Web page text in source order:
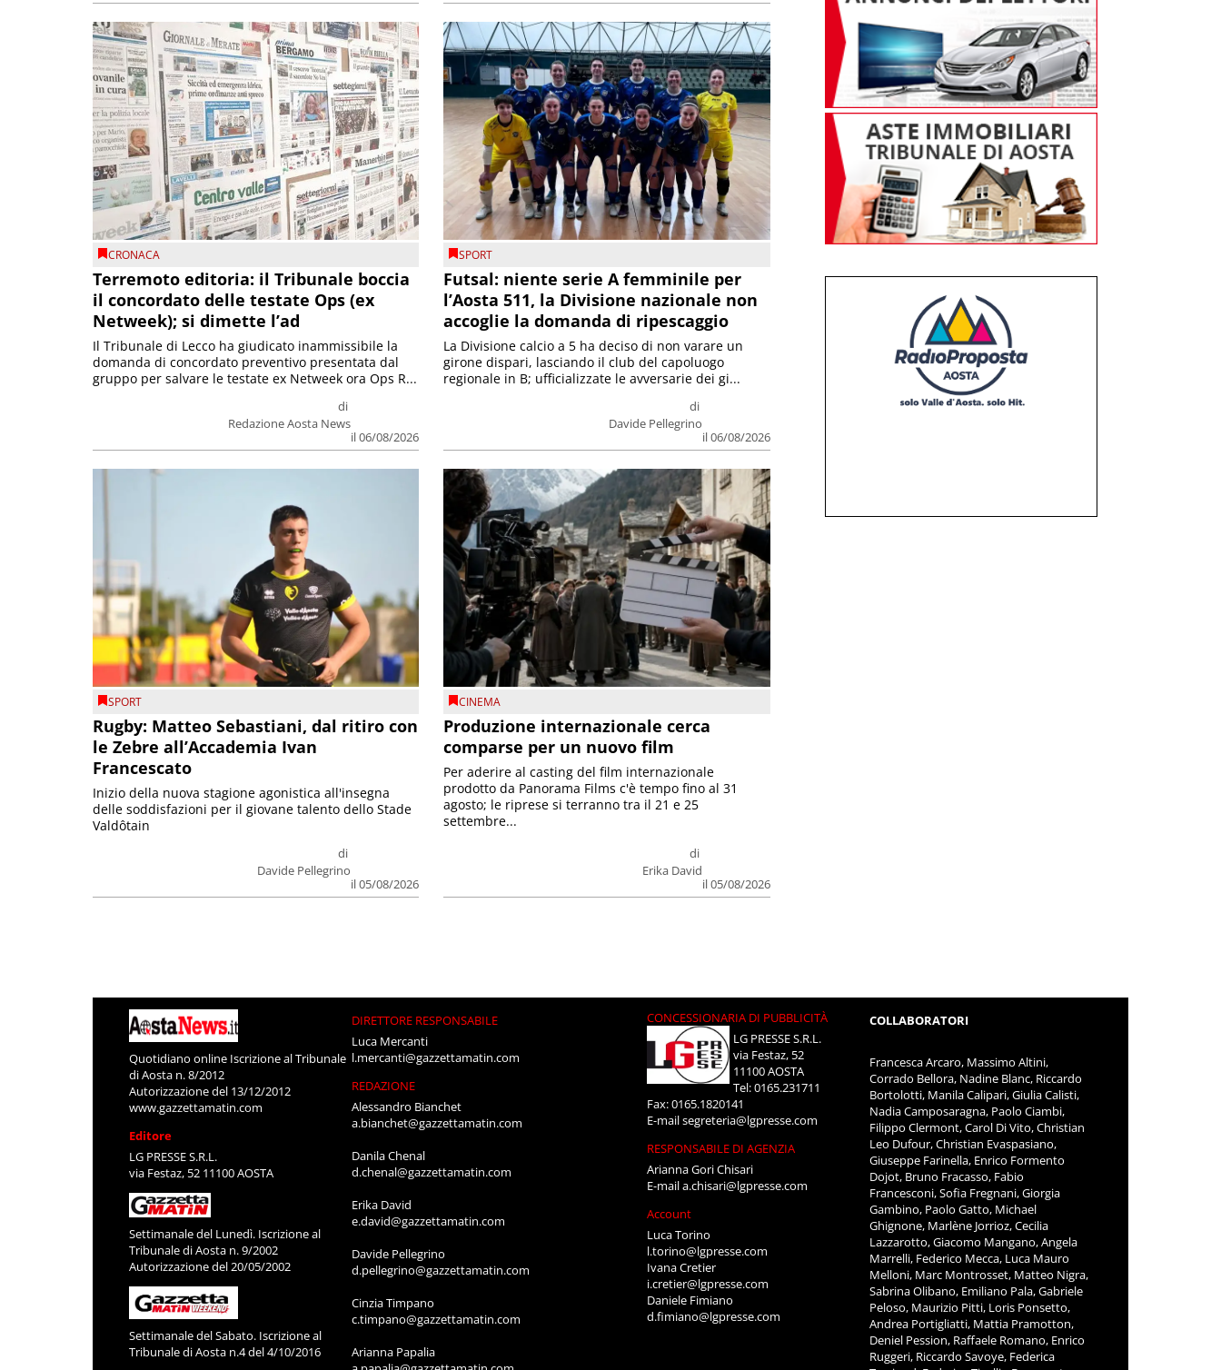
CRONACA
Terremoto editoria: il Tribunale boccia
il concordato delle testate Ops (ex
Netweek); si dimette l’ad
di
Redazione Aosta News
il 06/08/2026
Il Tribunale di Lecco ha giudicato inammissibile la
domanda di concordato preventivo presentata dal
gruppo per salvare le testate ex Netweek ora Ops R...
SPORT
Futsal: niente serie A femminile per
l’Aosta 511, la Divisione nazionale non
accoglie la domanda di ripescaggio
di
Davide Pellegrino
il 06/08/2026
La Divisione calcio a 5 ha deciso di non varare un
girone dispari, lasciando il club del capoluogo
regionale in B; ufficializzate le avversarie dei gi...
SPORT
Rugby: Matteo Sebastiani, dal ritiro con
le Zebre all’Accademia Ivan
Francescato
di
Davide Pellegrino
il 05/08/2026
Inizio della nuova stagione agonistica all'insegna
delle soddisfazioni per il giovane talento dello Stade
Valdôtain
CINEMA
Produzione internazionale cerca
comparse per un nuovo film
di
Erika David
il 05/08/2026
Per aderire al casting del film internazionale
prodotto da Panorama Films c'è tempo fino al 31
agosto; le riprese si terranno tra il 21 e 25
settembre...
Quotidiano online Iscrizione al Tribunale
di Aosta n. 8/2012
Autorizzazione del 13/12/2012
www.gazzettamatin.com
Editore
LG PRESSE S.R.L.
via Festaz, 52 11100 AOSTA
Settimanale del Lunedì. Iscrizione al
Tribunale di Aosta n. 9/2002
Autorizzazione del 20/05/2002
Settimanale del Sabato. Iscrizione al
Tribunale di Aosta n.4 del 4/10/2016
DIRETTORE RESPONSABILE
Luca Mercanti
l.mercanti@gazzettamatin.com
REDAZIONE
Alessandro Bianchet
a.bianchet@gazzettamatin.com
Danila Chenal
d.chenal@gazzettamatin.com
Erika David
e.david@gazzettamatin.com
Davide Pellegrino
d.pellegrino@gazzettamatin.com
Cinzia Timpano
c.timpano@gazzettamatin.com
Arianna Papalia
CONCESSIONARIA DI PUBBLICITÀ
LG PRESSE S.R.L.
via Festaz, 52
11100 AOSTA
Tel: 0165.231711
Fax: 0165.1820141
E-mailsegreteria@lgpresse.com
RESPONSABILE DI AGENZIA
Arianna Gori Chisari
E-maila.chisari@lgpresse.com
Account
Luca Torino
l.torino@lgpresse.com
Ivana Cretier
i.cretier@lgpresse.com
Daniele Fimiano
d.fimiano@lgpresse.com
COLLABORATORI
Francesca Arcaro, Massimo Altini,
Corrado Bellora, Nadine Blanc, Riccardo
Bortolotti, Manila Calipari, Giulia Calisti,
Nadia Camposaragna, Paolo Ciambi,
Filippo Clermont, Carol Di Vito, Christian
Leo Dufour, Christian Evaspasiano,
Giuseppe Farinella, Enrico Formento
Dojot, Bruno Fracasso, Fabio
Francesconi, Sofia Fregnani, Giorgia
Gambino, Paolo Gatto, Michael
Ghignone, Marlène Jorrioz, Cecilia
Lazzarotto, Giacomo Mangano, Angela
Marrelli, Federico Mecca, Luca Mauro
Melloni, Marc Montrosset, Matteo Nigra,
Sabrina Olibano, Emiliano Pala, Gabriele
Peloso, Maurizio Pitti, Loris Ponsetto,
Andrea Portigliatti, Mattia Pramotton,
Deniel Pession, Raffaele Romano, Enrico
Ruggeri, Riccardo Savoye, Federica